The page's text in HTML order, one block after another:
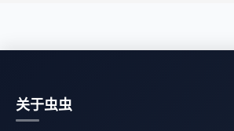
关于虫虫